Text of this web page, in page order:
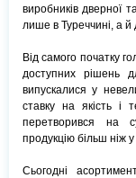
виробників дверної
лише в Туреччині, а й
Від самого початку
доступних рішень
випускалися у
ставку на якість і
перетворився на
продукцію більш ніж у
Сьогодні